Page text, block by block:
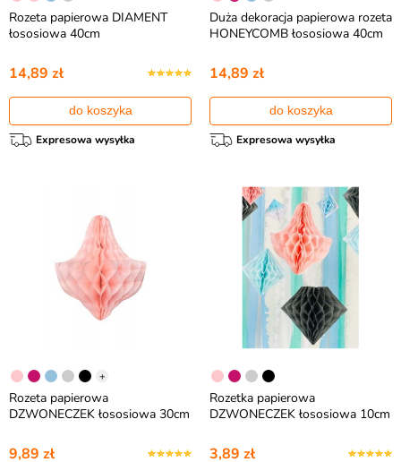
Rozeta papierowa DIAMENT
łososiowa 40cm
14,89 zł
do koszyka
Expresowa wysyłka
Duża dekoracja papierowa rozeta
HONEYCOMB łososiowa 40cm
14,89 zł
do koszyka
Expresowa wysyłka
+
Rozeta papierowa
DZWONECZEK łososiowa 30cm
9,89 zł
Rozetka papierowa
DZWONECZEK łososiowa 10cm
3,89 zł